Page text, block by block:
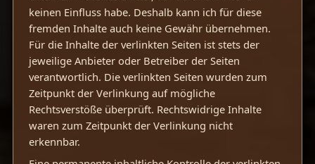
keinen Einfluss habe. Deshalb kann ich für diese
fremden Inhalte auch keine Gewähr übernehmen.
Für die Inhalte der verlinkten Seiten ist stets der
jeweilige Anbieter oder Betreiber der Seiten
verantwortlich. Die verlinkten Seiten wurden zum
Zeitpunkt der Verlinkung auf mögliche
Rechtsverstöße überprüft. Rechtswidrige Inhalte
waren zum Zeitpunkt der Verlinkung nicht
erkennbar.